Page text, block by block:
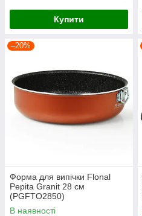
Купити
–20%
Форма для випічки Flonal
Pepita Granit 28 см
(PGFTO2850)
В наявності